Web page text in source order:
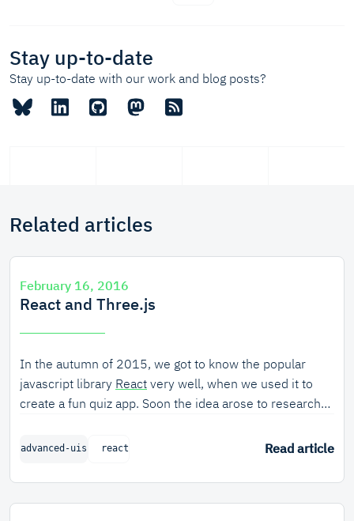
Stay up-to-date
Stay up-to-date with our work and blog posts?
Related articles
February 16, 2016
React and Three.js
In the autumn of 2015, we got to know the popular
javascript library React very well, when we used it to
create a fun quiz app. Soon the idea arose to research
leading javascript library for 3D. We've been using
expected that using React could improve code quality in
3D projects a lot.
advanced-uis react Read article